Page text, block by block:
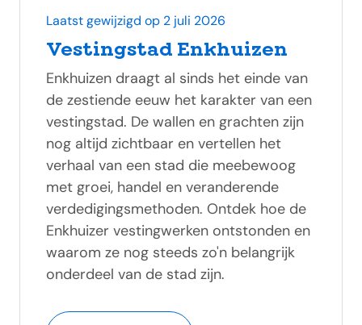
Vestingstad Enkhuizen
Laatst gewijzigd op 2 juli 2026
Enkhuizen draagt al sinds het einde van
de zestiende eeuw het karakter van een
vestingstad. De wallen en grachten zijn
nog altijd zichtbaar en vertellen het
verhaal van een stad die meebewoog
met groei, handel en veranderende
verdedigingsmethoden. Ontdek hoe de
Enkhuizer vestingwerken ontstonden en
waarom ze nog steeds zo'n belangrijk
onderdeel van de stad zijn.